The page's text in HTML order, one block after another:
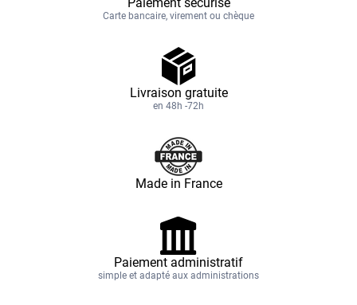
Carte bancaire, virement ou chèque
Livraison gratuite
en 48h -72h
Made in France
Paiement administratif
simple et adapté aux administrations